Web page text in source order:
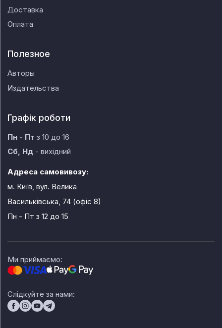
Доставка
Оплата
Полезное
Авторы
Издательства
Графік роботи
Пн - Пт з 10 до 16
Сб, Нд - вихідний
Адреса самовивозу:
м. Київ, вул. Велика
Васильківська, 74 (офіс 8)
Пн - Пт з 12 до 15
Ми приймаємо:
Слідкуйте за нами: